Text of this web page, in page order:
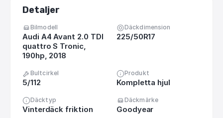
Detaljer
Bilmodell
Audi A4 Avant 2.0 TDI
quattro S Tronic,
190hp, 2018
Däckdimension
225/50R17
Bultcirkel
5/112
Produkt
Kompletta hjul
Däcktyp
Vinterdäck friktion
Däckmärke
Goodyear